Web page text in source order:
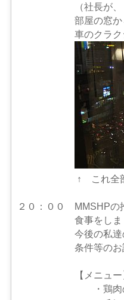
（社長が、ミネラ
部屋の窓から外を
車のクラクション
↑ これ全部、車の
２０：００ MMSHPの
食事をしまし
今後の私達の活動
条件等のお話を
【メニュー
・鶏肉のから揚